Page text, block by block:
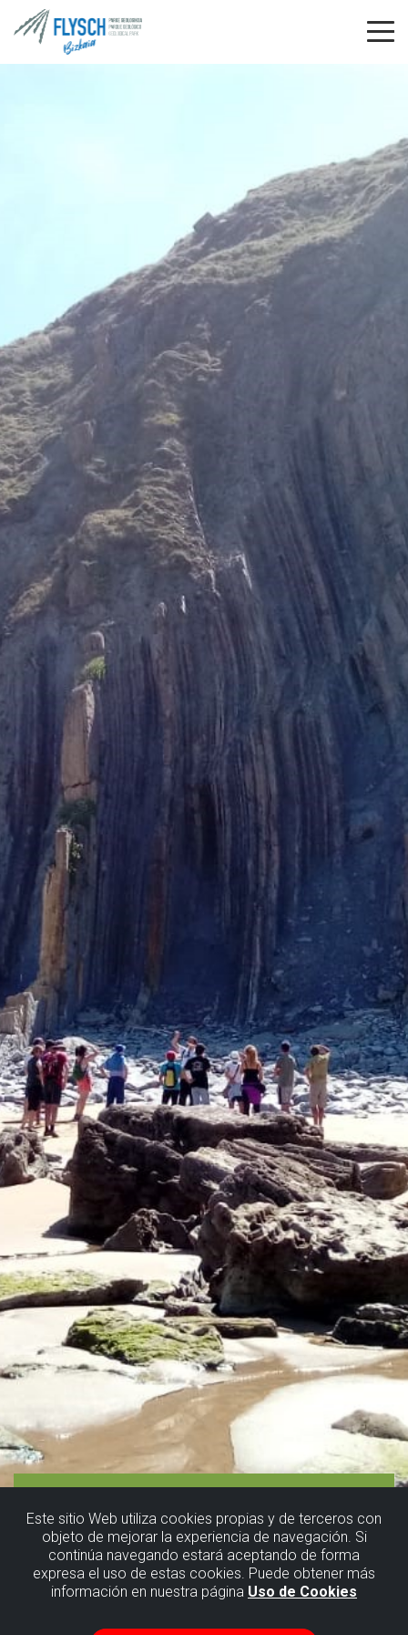
Este sitio Web utiliza cookies propias y de terceros con
objeto de mejorar la experiencia de navegación. Si
continúa navegando estará aceptando de forma
expresa el uso de estas cookies. Puede obtener más
información en nuestra página Uso de Cookies